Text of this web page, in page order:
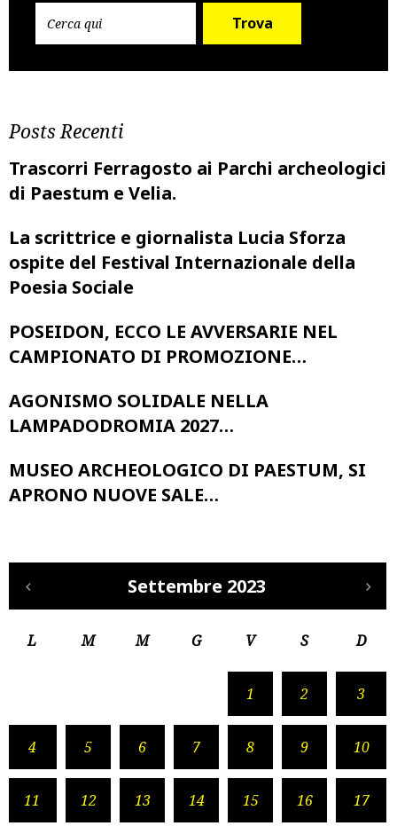
Trova
Posts Recenti
Trascorri Ferragosto ai Parchi archeologici
di Paestum e Velia.
La scrittrice e giornalista Lucia Sforza
ospite del Festival Internazionale della
Poesia Sociale
POSEIDON, ECCO LE AVVERSARIE NEL
CAMPIONATO DI PROMOZIONE…
AGONISMO SOLIDALE NELLA
LAMPADODROMIA 2027…
MUSEO ARCHEOLOGICO DI PAESTUM, SI
APRONO NUOVE SALE…
Settembre 2023
L M M G V S D
1 2 3
4 5 6 7 8 9 10
11 12 13 14 15 16 17